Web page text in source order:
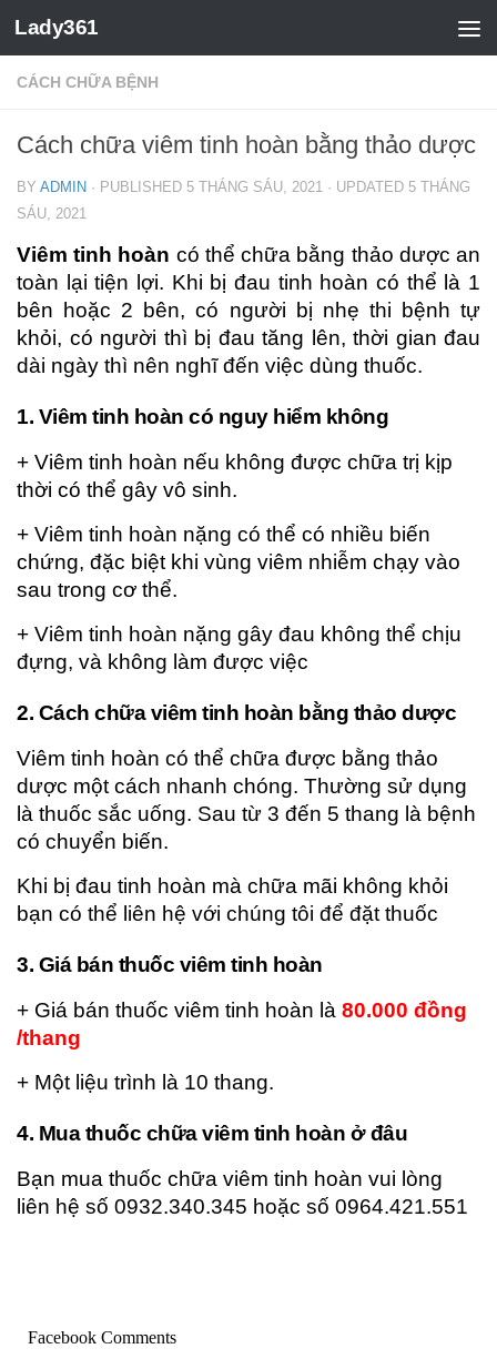
Lady361
CÁCH CHỮA BỆNH
Cách chữa viêm tinh hoàn bằng thảo dược
BY ADMIN · PUBLISHED 5 THÁNG SÁU, 2021 · UPDATED 5 THÁNG
SÁU, 2021
Viêm tinh hoàn có thể chữa bằng thảo dược an
toàn lại tiện lợi. Khi bị đau tinh hoàn có thể là 1
bên hoặc 2 bên, có người bị nhẹ thi bệnh tự
khỏi, có người thì bị đau tăng lên, thời gian đau
dài ngày thì nên nghĩ đến việc dùng thuốc.
1. Viêm tinh hoàn có nguy hiểm không
+ Viêm tinh hoàn nếu không được chữa trị kịp
thời có thể gây vô sinh.
+ Viêm tinh hoàn nặng có thể có nhiều biến
chứng, đặc biệt khi vùng viêm nhiễm chạy vào
sau trong cơ thể.
+ Viêm tinh hoàn nặng gây đau không thể chịu
đựng, và không làm được việc
2. Cách chữa viêm tinh hoàn bằng thảo dược
Viêm tinh hoàn có thể chữa được bằng thảo
dược một cách nhanh chóng. Thường sử dụng
là thuốc sắc uống. Sau từ 3 đến 5 thang là bệnh
có chuyển biến.
Khi bị đau tinh hoàn mà chữa mãi không khỏi
bạn có thể liên hệ với chúng tôi để đặt thuốc
3. Giá bán thuốc viêm tinh hoàn
+ Giá bán thuốc viêm tinh hoàn là 80.000 đồng
/thang
+ Một liệu trình là 10 thang.
4. Mua thuốc chữa viêm tinh hoàn ở đâu
Bạn mua thuốc chữa viêm tinh hoàn vui lòng
liên hệ số 0932.340.345 hoặc số 0964.421.551
Facebook Comments